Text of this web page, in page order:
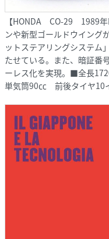
【HONDA CO-29 1989年
ンや新型ゴールドウイング
ットステアリングシステム
たせている。また、暗証番
ーレス化を実現。■全長
単気筒90㏄ 前後タイヤ10